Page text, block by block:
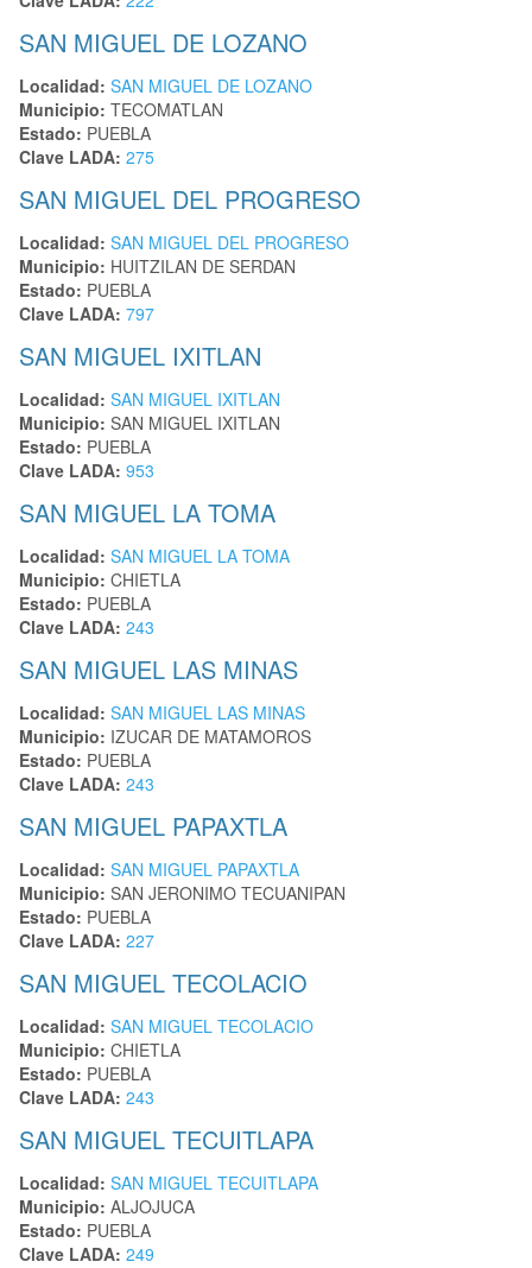
SAN MIGUEL DE LOZANO
Localidad: SAN MIGUEL DE LOZANO
Municipio: TECOMATLAN
Estado: PUEBLA
Clave LADA: 275
SAN MIGUEL DEL PROGRESO
Localidad: SAN MIGUEL DEL PROGRESO
Municipio: HUITZILAN DE SERDAN
Estado: PUEBLA
Clave LADA: 797
SAN MIGUEL IXITLAN
Localidad: SAN MIGUEL IXITLAN
Municipio: SAN MIGUEL IXITLAN
Estado: PUEBLA
Clave LADA: 953
SAN MIGUEL LA TOMA
Localidad: SAN MIGUEL LA TOMA
Municipio: CHIETLA
Estado: PUEBLA
Clave LADA: 243
SAN MIGUEL LAS MINAS
Localidad: SAN MIGUEL LAS MINAS
Municipio: IZUCAR DE MATAMOROS
Estado: PUEBLA
Clave LADA: 243
SAN MIGUEL PAPAXTLA
Localidad: SAN MIGUEL PAPAXTLA
Municipio: SAN JERONIMO TECUANIPAN
Estado: PUEBLA
Clave LADA: 227
SAN MIGUEL TECOLACIO
Localidad: SAN MIGUEL TECOLACIO
Municipio: CHIETLA
Estado: PUEBLA
Clave LADA: 243
SAN MIGUEL TECUITLAPA
Localidad: SAN MIGUEL TECUITLAPA
Municipio: ALJOJUCA
Estado: PUEBLA
Clave LADA: 249